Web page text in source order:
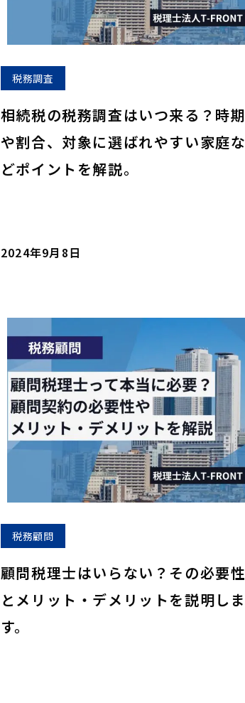
税務調査
相続税の税務調査はいつ来る？時期
や割合、対象に選ばれやすい家庭な
どポイントを解説。
2024年9月8日
税務顧問
顧問税理士はいらない？その必要性
とメリット・デメリットを説明しま
す。